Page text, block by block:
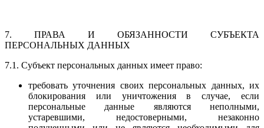
7. ПРАВА И ОБЯЗАННОСТИ СУБЪЕКТА
ПЕРСОНАЛЬНЫХ ДАННЫХ
7.1. Субъект персональных данных имеет право:
требовать уточнения своих персональных данных, их
блокирования или уничтожения в случае, если
персональные данные являются неполными,
устаревшими, недостоверными, незаконно